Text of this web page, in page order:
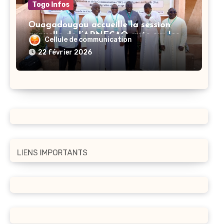
Togo Infos
Ouagadougou accueille la session
annuelle de l’ARNECAO axée sur les
défis de l’intelligence artificielle dans
l’éducation catholique
Cellule de communication
22 février 2026
LIENS IMPORTANTS